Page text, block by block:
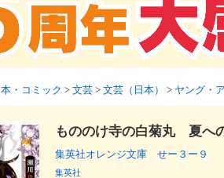
本・コミック > 文芸 > 文芸（日本） > ヤング・
もののけ寺の白菊丸 夏へ
集英社オレンジ文庫 せー３ー９
集英社